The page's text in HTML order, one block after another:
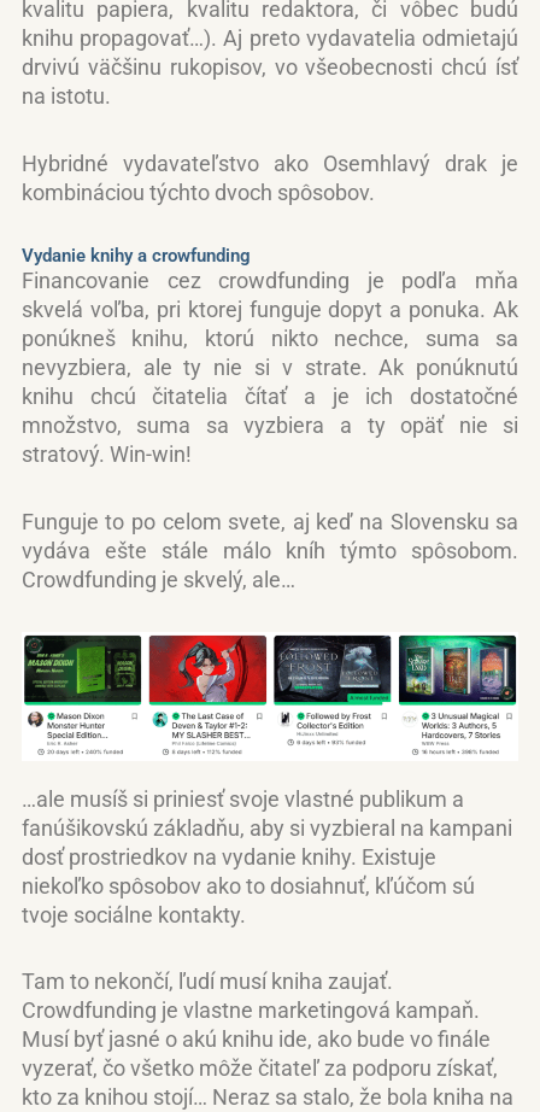
kvalitu papiera, kvalitu redaktora, či vôbec budú
knihu propagovať…). Aj preto vydavatelia odmietajú
drvivú väčšinu rukopisov, vo všeobecnosti chcú ísť
na istotu.
Hybridné vydavateľstvo ako Osemhlavý drak je
kombináciou týchto dvoch spôsobov.
Vydanie knihy a crowfunding
Financovanie cez crowdfunding je podľa mňa
skvelá voľba, pri ktorej funguje dopyt a ponuka. Ak
ponúkneš knihu, ktorú nikto nechce, suma sa
nevyzbiera, ale ty nie si v strate. Ak ponúknutú
knihu chcú čitatelia čítať a je ich dostatočné
množstvo, suma sa vyzbiera a ty opäť nie si
stratový. Win-win!
Funguje to po celom svete, aj keď na Slovensku sa
vydáva ešte stále málo kníh týmto spôsobom.
Crowdfunding je skvelý, ale…
…ale musíš si priniesť svoje vlastné publikum a
fanúšikovskú základňu, aby si vyzbieral na kampani
dosť prostriedkov na vydanie knihy. Existuje
niekoľko spôsobov ako to dosiahnuť, kľúčom sú
tvoje sociálne kontakty.
Tam to nekončí, ľudí musí kniha zaujať.
Crowdfunding je vlastne marketingová kampaň.
Musí byť jasné o akú knihu ide, ako bude vo finále
vyzerať, čo všetko môže čitateľ za podporu získať,
kto za knihou stojí… Neraz sa stalo, že bola kniha na